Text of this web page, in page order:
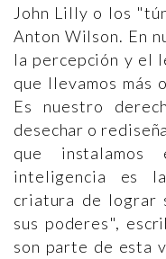
John Lilly o los
Anton Wilson. En
la percepción y el
que llevamos más
Es nuestro
desechar o
que instalamos
inteligencia es
criatura de lograr
sus poderes",
son parte de esta